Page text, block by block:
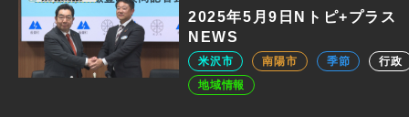
2025年5月9日Nトピ+プラス
NEWS
米沢市 南陽市 季節
行政
地域情報